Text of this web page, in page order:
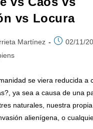
vs Locura
Martínez
02/11/
se viera reducida a
ya sea a causa de una
naturales, nuestra propia
alienígena, o